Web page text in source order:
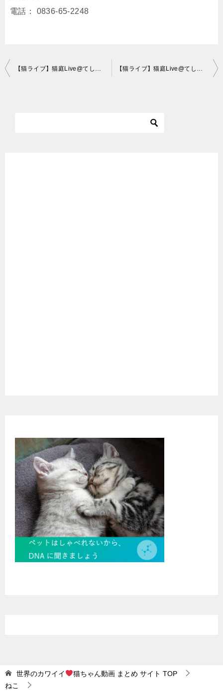
電話： 0836-65-2248
投
【猫ライブ】猫庭Live@てしま旅館 [Cat live]「Cat garden JAPAN」 【猫ライブ】猫庭Live@てしま旅館 [Cat live]「Cat garden JAPAN」
世界のカワイイ 猫ちゃん動画 まとめ サイト TOP
ねこ